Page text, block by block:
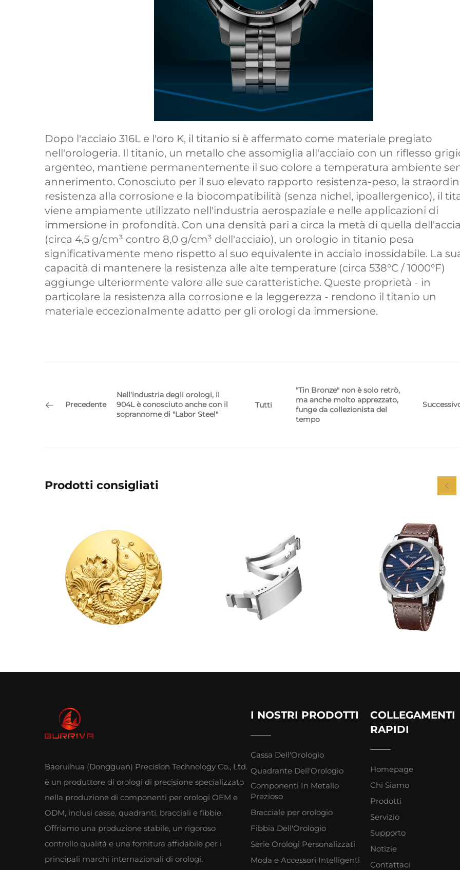
Dopo l'acciaio 316L e l'oro K, il titanio si è affermato come materiale pregiato
nell'orologeria. Il titanio, un metallo che assomiglia all'acciaio con un riflesso
argenteo, mantiene permanentemente il suo colore a temperatura ambiente
annerimento. Conosciuto per il suo elevato rapporto resistenza-peso, la
resistenza alla corrosione e la biocompatibilità (senza nichel, ipoallergenico), il
viene ampiamente utilizzato nell'industria aerospaziale e nelle applicazioni di
immersione in profondità. Con una densità pari a circa la metà di quella
(circa 4,5 g/cm³ contro 8,0 g/cm³ dell'acciaio), un orologio in titanio pesa
significativamente meno rispetto al suo equivalente in acciaio inossidabile. La
capacità di mantenere la resistenza alle alte temperature (circa 538°C / 1000°F)
aggiunge ulteriormente valore alle sue caratteristiche. Queste proprietà - in
particolare la resistenza alla corrosione e la leggerezza - rendono il titanio un
materiale eccezionalmente adatto per gli orologi da immersione.
Precedente
Nell'industria degli orologi, il
904L è conosciuto anche con il
soprannome di "Labor Steel"
Tutti
"Tin Bronze" non è solo retrò,
ma anche molto apprezzato,
funge da collezionista del
tempo
Prodotti consigliati
Baoruihua (Dongguan) Precision Technology Co., Ltd.
è un produttore di orologi di precisione specializzato
nella produzione di componenti per orologi OEM e
ODM, inclusi casse, quadranti, bracciali e fibbie.
Offriamo una produzione stabile, un rigoroso
controllo qualità e una fornitura affidabile per i
principali marchi internazionali di orologi.
I NOSTRI PRODOTTI
Cassa Dell'Orologio
Quadrante Dell'Orologio
Componenti In Metallo
Prezioso
Bracciale per orologio
Fibbia Dell'Orologio
Serie Orologi Personalizzati
Moda e Accessori Intelligenti
COLLEGAMENTI
RAPIDI
Homepage
Chi Siamo
Prodotti
Servizio
Supporto
Notizie
Contattaci